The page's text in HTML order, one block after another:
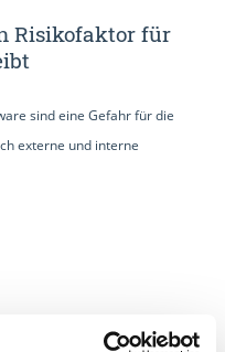
Risikofaktor für
sind eine Gefahr für die
externe und interne